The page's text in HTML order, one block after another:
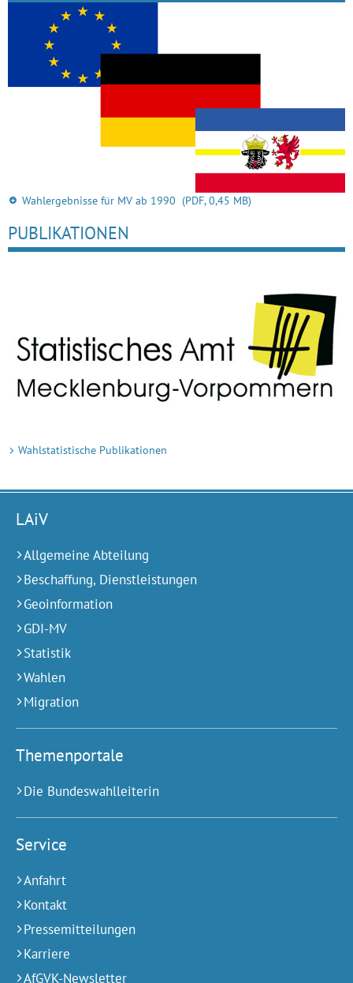
Wahlergebnisse für MV ab 1990 (PDF, 0,45 MB)
PUBLIKATIONEN
Wahlstatistische Publikationen
LAiV
Allgemeine Abteilung
Beschaffung, Dienstleistungen
Geoinformation
GDI-MV
Statistik
Wahlen
Migration
Themenportale
Die Bundeswahlleiterin
Service
Anfahrt
Kontakt
Pressemitteilungen
Karriere
AfGVK-Newsletter